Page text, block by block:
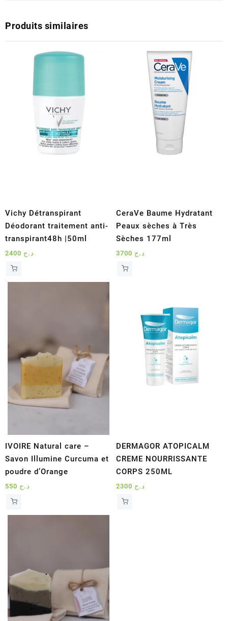
Produits similaires
Vichy Détranspirant
Déodorant traitement anti-
transpirant48h |50ml
د.ج
CeraVe Baume Hydratant
Peaux sèches à Très
Sèches 177ml
د.ج
IVOIRE Natural care –
Savon Illumine Curcuma et
poudre d’Orange
د.ج
DERMAGOR ATOPICALM
CREME NOURRISSANTE
CORPS 250ML
د.ج